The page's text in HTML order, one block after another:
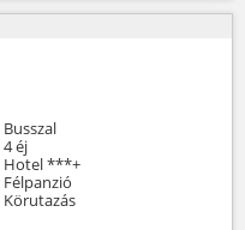
Busszal
4 éj
Hotel ***+
Félpanzió
Körutazás